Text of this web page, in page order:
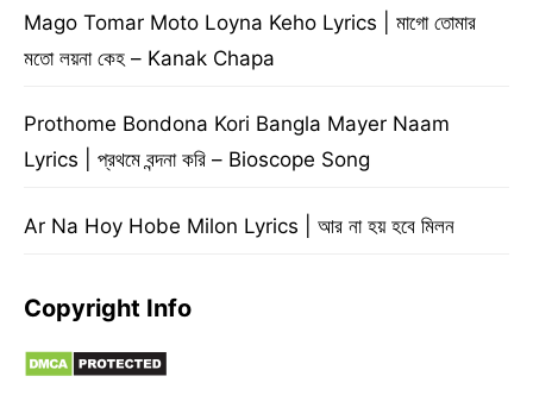
Mago Tomar Moto Loyna Keho Lyrics | মাগো তোমার
মতো লয়না কেহ – Kanak Chapa
Prothome Bondona Kori Bangla Mayer Naam
Lyrics | প্রথমে বন্দনা করি – Bioscope Song
Ar Na Hoy Hobe Milon Lyrics | আর না হয় হবে মিলন
Copyright Info